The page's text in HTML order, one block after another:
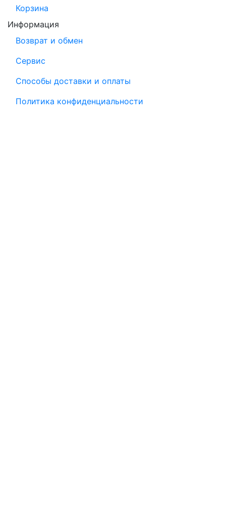
Корзина
Информация
Возврат и обмен
Сервис
Способы доставки и оплаты
Политика конфиденциальности